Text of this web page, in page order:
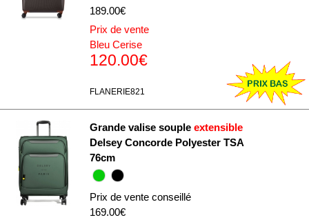
189.00€
Prix de vente
Bleu Cerise
120.00€
FLANERIE821
Grande valise souple extensible
Delsey Concorde Polyester TSA
76cm
Prix de vente conseillé
169.00€